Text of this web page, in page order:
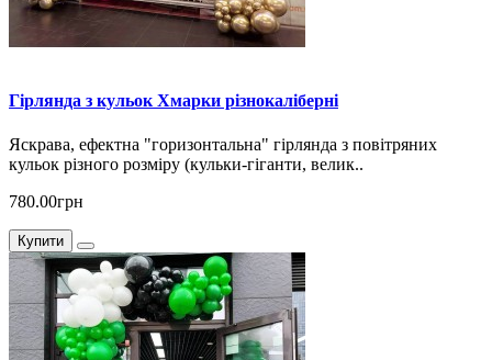
Гірлянда з кульок Хмарки різнокаліберні
Яскрава, ефектна "горизонтальна" гірлянда з повітряних
кульок різного розміру (кульки-гіганти, велик..
780.00грн
Купити